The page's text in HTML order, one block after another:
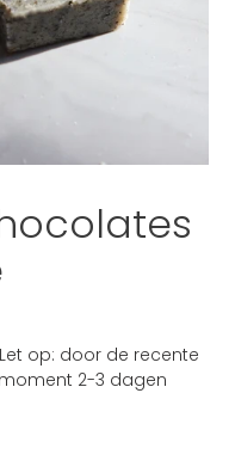
op: door de recente
2-3 dagen